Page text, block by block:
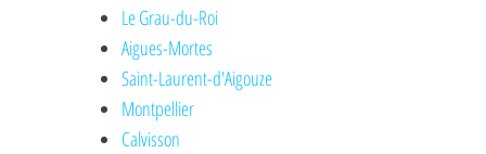
Le Grau-du-Roi
Aigues-Mortes
Saint-Laurent-d'Aigouze
Montpellier
Calvisson